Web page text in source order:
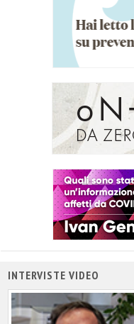
INTERVISTE VIDEO